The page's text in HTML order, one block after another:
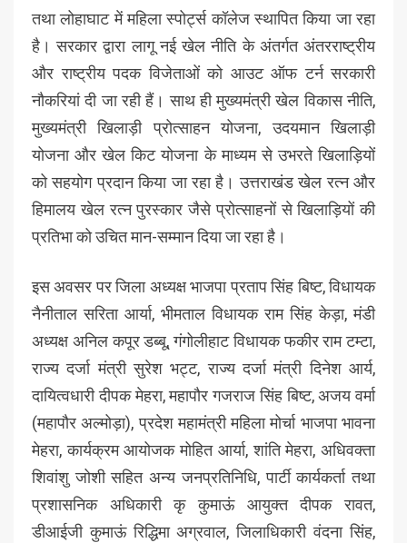
तथा लोहाघाट में महिला स्पोर्ट्स कॉलेज स्थापित किया जा रहा
है। सरकार द्वारा लागू नई खेल नीति के अंतर्गत अंतरराष्ट्रीय
और राष्ट्रीय पदक विजेताओं को आउट ऑफ टर्न सरकारी
नौकरियां दी जा रही हैं। साथ ही मुख्यमंत्री खेल विकास नीति,
मुख्यमंत्री खिलाड़ी प्रोत्साहन योजना, उदयमान खिलाड़ी
योजना और खेल किट योजना के माध्यम से उभरते खिलाड़ियों
को सहयोग प्रदान किया जा रहा है। उत्तराखंड खेल रत्न और
हिमालय खेल रत्न पुरस्कार जैसे प्रोत्साहनों से खिलाड़ियों की
प्रतिभा को उचित मान-सम्मान दिया जा रहा है।
इस अवसर पर जिला अध्यक्ष भाजपा प्रताप सिंह बिष्ट, विधायक
नैनीताल सरिता आर्या, भीमताल विधायक राम सिंह केड़ा, मंडी
अध्यक्ष अनिल कपूर डब्बू, गंगोलीहाट विधायक फकीर राम टम्टा,
राज्य दर्जा मंत्री सुरेश भट्ट, राज्य दर्जा मंत्री दिनेश आर्य,
दायित्वधारी दीपक मेहरा, महापौर गजराज सिंह बिष्ट, अजय वर्मा
(महापौर अल्मोड़ा), प्रदेश महामंत्री महिला मोर्चा भाजपा भावना
मेहरा, कार्यक्रम आयोजक मोहित आर्या, शांति मेहरा, अधिवक्ता
शिवांशु जोशी सहित अन्य जनप्रतिनिधि, पार्टी कार्यकर्ता तथा
प्रशासनिक अधिकारी कृ कुमाऊं आयुक्त दीपक रावत,
डीआईजी कुमाऊं रिद्धिमा अग्रवाल, जिलाधिकारी वंदना सिंह,